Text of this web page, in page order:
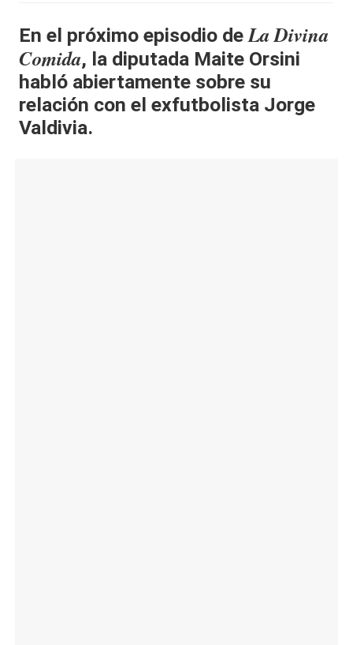
al
it
y
s,
T
En el próximo episodio deLa Divina
Comida, la diputada Maite Orsini
habló abiertamente sobre su
relación con el exfutbolista Jorge
Valdivia.